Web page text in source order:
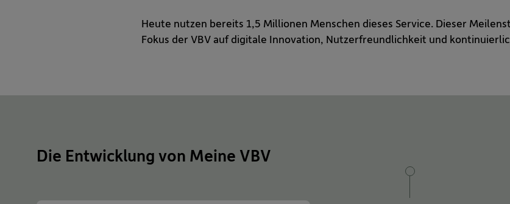
Heute nutzen bereits 1,5 Millionen Menschen dieses Service. Dieser
Fokus der VBV auf digitale Innovation, Nutzerfreundlichkeit und
Die Entwicklung von Meine VBV